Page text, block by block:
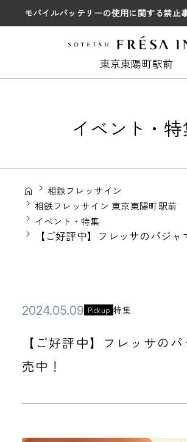
モバイルバッテリーの使用に関する禁止
東京東陽町駅前
イベント・
相鉄フレッサイン
相鉄フレッサイン 東京東陽町駅前
イベント・特集
【ご好評中】フレッサのパジャ
【ご好評中】フレッサの
売中！
公
日
2
4
カ
テ
ゴ
リ
Pickup 特集